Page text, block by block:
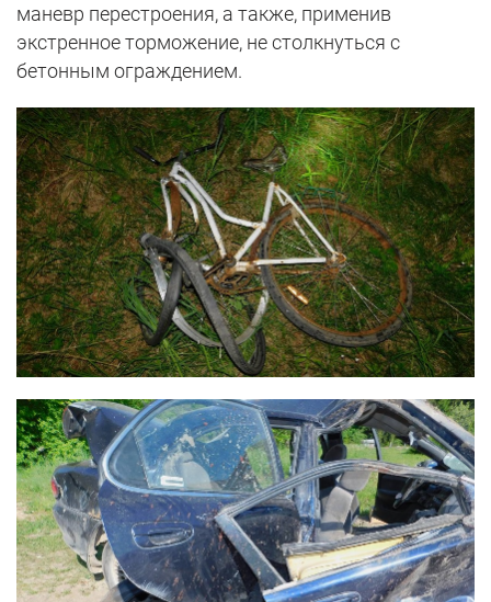
маневр перестроения, а также, применив
экстренное торможение, не столкнуться с
бетонным ограждением.